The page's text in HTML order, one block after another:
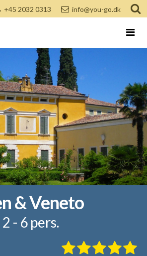
+45 2032 0313 info@you-go.dk
& Veneto
- 6 pers.